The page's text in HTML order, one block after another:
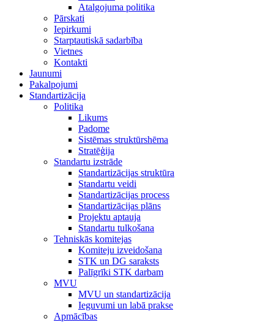
Atalgojuma politika
Pārskati
Iepirkumi
Starptautiskā sadarbība
Vietnes
Kontakti
Jaunumi
Pakalpojumi
Standartizācija
Politika
Likums
Padome
Sistēmas struktūrshēma
Stratēģija
Standartu izstrāde
Standartizācijas struktūra
Standartu veidi
Standartizācijas process
Standartizācijas plāns
Projektu aptauja
Standartu tulkošana
Tehniskās komitejas
Komiteju izveidošana
STK un DG saraksts
Palīgrīki STK darbam
MVU
MVU un standartizācija
Ieguvumi un labā prakse
Apmācības